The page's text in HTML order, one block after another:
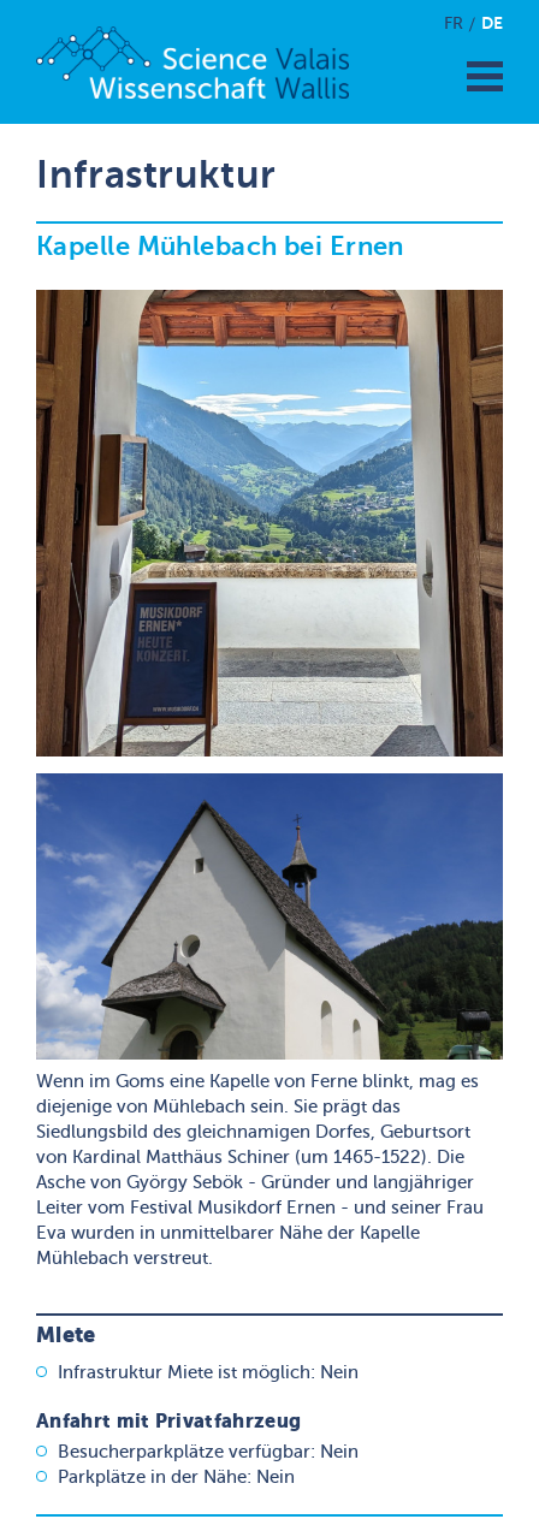
FR DE
Infrastruktur
Kapelle Mühlebach bei Ernen
Wenn im Goms eine Kapelle von Ferne blinkt, mag es
diejenige von Mühlebach sein. Sie prägt das
Siedlungsbild des gleichnamigen Dorfes, Geburtsort
von Kardinal Matthäus Schiner (um 1465-1522). Die
Asche von György Sebök - Gründer und langjähriger
Leiter vom Festival Musikdorf Ernen - und seiner Frau
Eva wurden in unmittelbarer Nähe der Kapelle
Mühlebach verstreut.
Miete
Infrastruktur Miete ist möglich: Nein
Anfahrt mit Privatfahrzeug
Besucherparkplätze verfügbar: Nein
Parkplätze in der Nähe: Nein